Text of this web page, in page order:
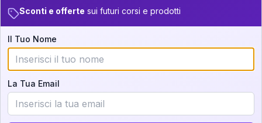
Cosa scoprirete nella vostra
interpretazione:
💕 Come rafforzare la vostra unione
Sconti e offerte sui futuri corsi e prodotti
Il Tuo Nome
La Tua Email